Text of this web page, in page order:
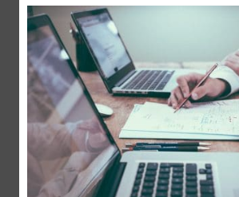
Au contraire, comme son nom
contentera d’indiquer la cadence de
en signalant pour chaque
quatre quarts du temps imparti.
20 minutes pour un sujet de
l’église, le cadenceur indiquera par
1erquart écoulé, il nous reste 15